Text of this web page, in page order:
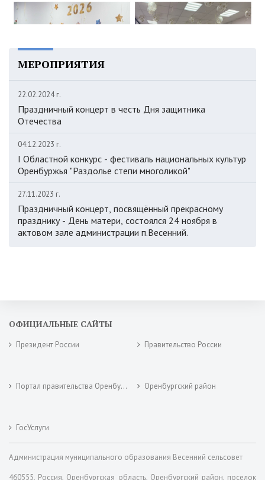
МЕРОПРИЯТИЯ
22.02.2024 г.
Праздничный концерт в честь Дня защитника
Отечества
04.12.2023 г.
I Областной конкурс - фестиваль национальных культур
Оренбуржья "Раздолье степи многоликой"
27.11.2023 г.
Праздничный концерт, посвящённый прекрасному
празднику - День матери, состоялся 24 ноября в
актовом зале администрации п.Весенний.
ОФИЦИАЛЬНЫЕ САЙТЫ
Президент России Правительство России
Портал правительства Оренбургской области Оренбургский район
ГосУслуги
Администрация муниципального образования Весенний сельсовет
460555, Россия, Оренбургская область, Оренбургский район, поселок